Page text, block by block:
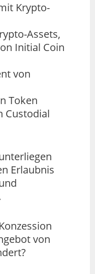
Krypto-
Assets,
Initial Coin
von
Token
Custodial
Erlaubnis
von